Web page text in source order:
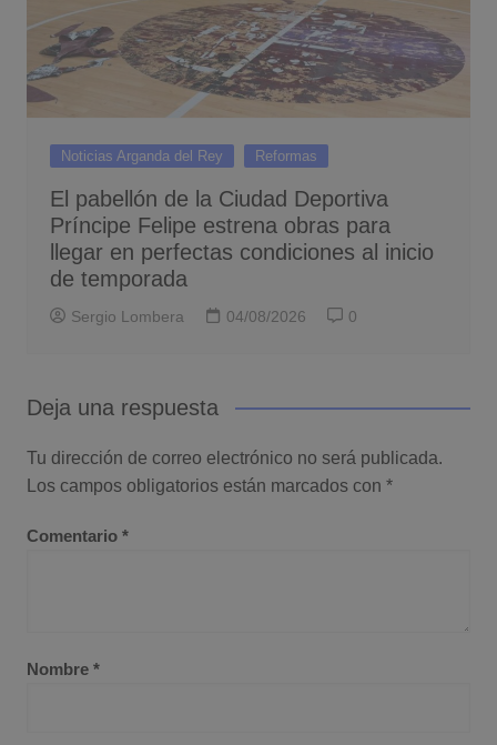
Noticias Arganda del Rey Reformas
El pabellón de la Ciudad Deportiva
Príncipe Felipe estrena obras para
llegar en perfectas condiciones al inicio
de temporada
Sergio Lombera 04/08/2026 0
Deja una respuesta
Tu dirección de correo electrónico no será publicada.
Los campos obligatorios están marcados con *
Comentario *
Nombre *